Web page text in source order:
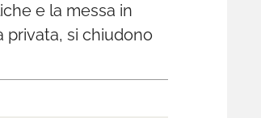
e la messa in
privata, si chiudono